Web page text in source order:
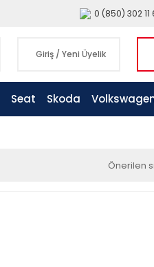
0 (850) 302 11
Giriş / Yeni Üyelik
Seat Skoda